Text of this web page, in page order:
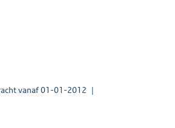
vanaf 01-01-2012